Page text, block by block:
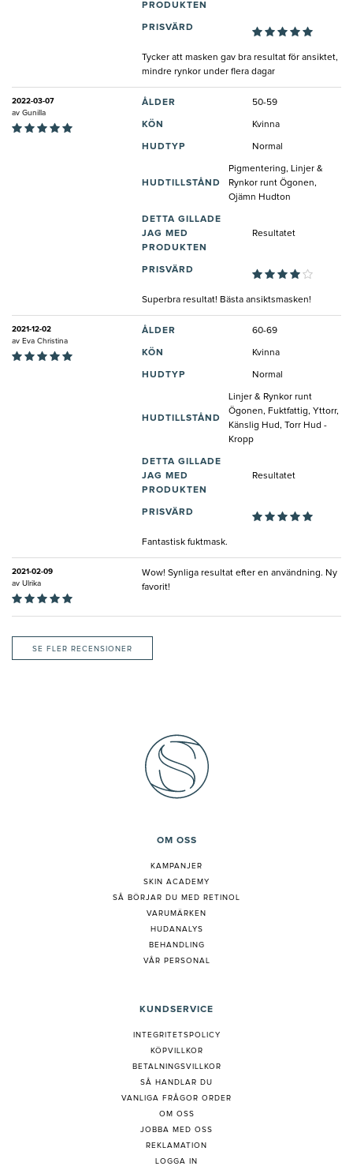
PRODUKTEN
PRISVÄRD
Tycker att masken gav bra resultat för ansiktet,
mindre rynkor under flera dagar
2022-03-07
av Gunilla
ÅLDER 50-59
KÖN Kvinna
HUDTYP Normal
HUDTILLSTÅND
Pigmentering, Linjer &
Rynkor runt Ögonen,
Ojämn Hudton
DETTA GILLADE
JAG MED
PRODUKTEN
Resultatet
PRISVÄRD
Superbra resultat! Bästa ansiktsmasken!
2021-12-02
av Eva Christina
ÅLDER 60-69
KÖN Kvinna
HUDTYP Normal
HUDTILLSTÅND
Linjer & Rynkor runt
Ögonen, Fuktfattig, Yttorr,
Känslig Hud, Torr Hud -
Kropp
DETTA GILLADE
JAG MED
PRODUKTEN
Resultatet
PRISVÄRD
Fantastisk fuktmask.
2021-02-09
av Ulrika
Wow! Synliga resultat efter en användning. Ny
favorit!
SE FLER RECENSIONER
OM OSS
KAMPANJER
SKIN ACADEMY
SÅ BÖRJAR DU MED RETINOL
VARUMÄRKEN
HUDANALYS
BEHANDLING
VÅR PERSONAL
KUNDSERVICE
INTEGRITETSPOLICY
KÖPVILLKOR
BETALNINGSVILLKOR
SÅ HANDLAR DU
VANLIGA FRÅGOR ORDER
OM OSS
JOBBA MED OSS
REKLAMATION
LOGGA IN